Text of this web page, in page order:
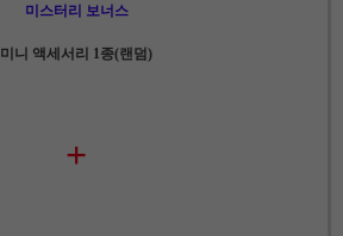
미스터리 보너스
미니 액세서리 1종(랜덤)
+